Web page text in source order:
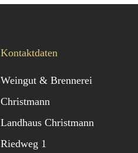
Kontaktdaten
Weingut & Brennerei
Christmann
Landhaus Christmann
Riedweg 1